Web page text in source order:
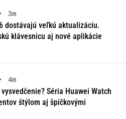
3m
dostávajú veľkú aktualizáciu.
klávesnicu aj nové aplikácie
4m
Séria Huawei Watch
štýlom aj špičkovými